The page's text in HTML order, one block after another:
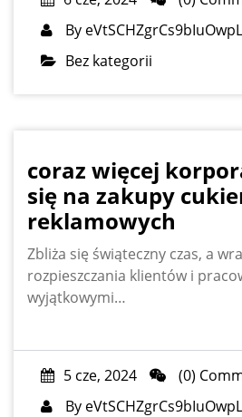
By
Bez kategorii
coraz więcej
się na zakupy
reklamowych
Zbliża się świąteczny czas, a
rozpieszczania klientów i
wyjątkowymi…
5 cze, 2024
(0)
By